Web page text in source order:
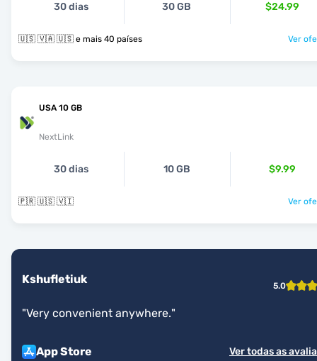
30 dias 30 GB $24.99
🇺🇸 🇻🇦 🇺🇸 e mais 40 países Ver
USA 10 GB
NextLink
30 dias 10 GB $9.99
🇵🇷 🇺🇸 🇻🇮 Ver
Kshufletiuk 5.0
"Very convenient anywhere."
App Store Ver todas as